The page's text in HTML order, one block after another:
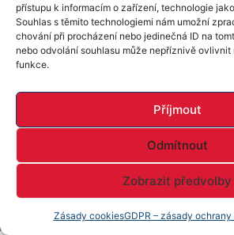
přístupu k informacím o zařízení, technologie
Souhlas s těmito technologiemi nám umožní
chování při procházení nebo jedinečná ID na
nebo odvolání souhlasu může nepříznivě
funkce.
Příjmout
Odmítnout
Zobrazit předvolby
Zásady cookiesGDPR – zásady